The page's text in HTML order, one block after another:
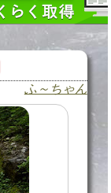
ふ～ちゃん